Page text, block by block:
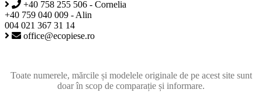
+40 758 255 506 - Cornelia
+40 759 040 009 - Alin
004 021 367 31 14
office@ecopiese.ro
Toate numerele, mărcile și modelele originale de pe acest site sunt
doar în scop de comparație și informare.